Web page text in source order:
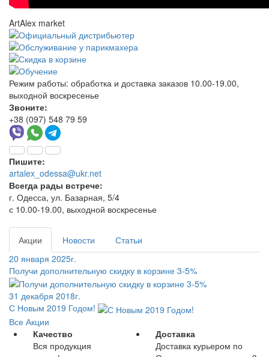
ArtAlex market
Режим работы: обработка и доставка заказов 10.00-19.00,
выходной воскресенье
Звоните:
+38 (097) 548 79 59
Пишите:
artalex_odessa@ukr.net
Всегда рады встрече:
г. Одесса, ул. Базарная, 5/4
с 10.00-19.00, выходной воскресенье
Акции Новости
Статьи
20 января 2025г.
Получи дополнительную скидку в корзине 3-5%
31 декабря 2018г.
С Новым 2019 Годом!
Все Акции
Качество
Вся продукция
Доставка
Доставка курьером по